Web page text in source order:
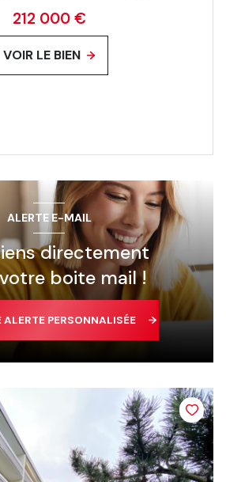
212 000 €
VOIR LE BIEN
ALERTE E-MAIL
directement
boite mail !
ALERTE PERSONNALISÉE